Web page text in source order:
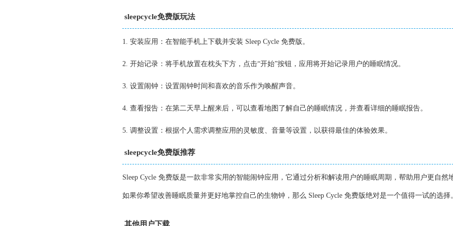
sleepcycle免费版玩法
1. 安装应用：在智能手机上下载并安装 Sleep Cycle 免费版。
2. 开始记录：将手机放置在枕头下方，点击“开始”按钮，应用将开始记录用户的睡眠情况。
3. 设置闹钟：设置闹钟时间和喜欢的音乐作为唤醒声音。
4. 查看报告：在第二天早上醒来后，可以查看地图了解自己的睡眠情况，并查看详细的睡眠报告。
5. 调整设置：根据个人需求调整应用的灵敏度、音量等设置，以获得最佳的体验效果。
sleepcycle免费版推荐
Sleep Cycle 免费版是一款非常实用的智能闹钟应用，它通过分析和解读用户的睡眠周期，帮助用户更自然
如果你希望改善睡眠质量并更好地掌控自己的生物钟，那么 Sleep Cycle 免费版绝对是一个值得一试的选择
其他用户下载